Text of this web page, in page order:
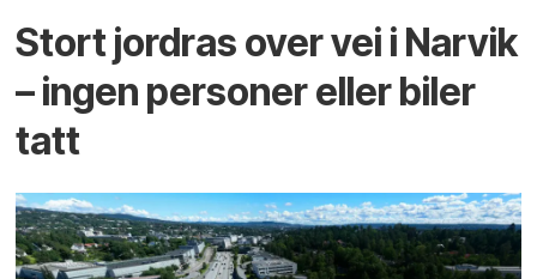
Stort jordras over vei i Narvik
– ingen personer eller biler
tatt